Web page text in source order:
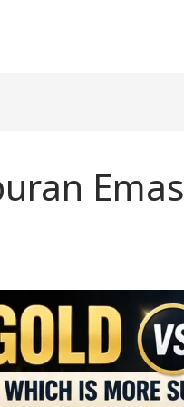
Emas